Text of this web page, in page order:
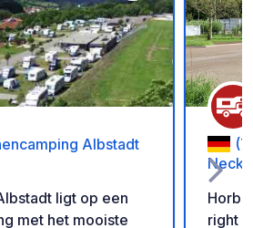
Voeg toe aan je
Albstadt
ligt op een
met het mooiste
Horb
right